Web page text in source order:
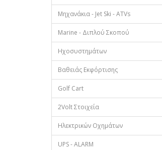
Μηχανάκια - Jet Ski - ATVs
Marine - Διπλού Σκοπού
Ηχοσυστημάτων
Βαθειάς Εκφόρτισης
Golf Cart
2Volt Στοιχεία
Ηλεκτρικών Οχημάτων
UPS - ALARM